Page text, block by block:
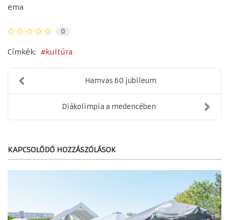
ema
0
Címkék: kultúra
Hamvas 60 jubileum
Diákolimpia a medencében
KAPCSOLÓDÓ HOZZÁSZÓLÁSOK